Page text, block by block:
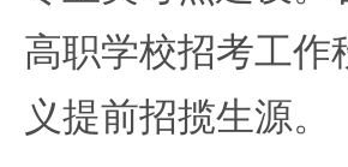
高职学校招考工作
义提前招揽生源。